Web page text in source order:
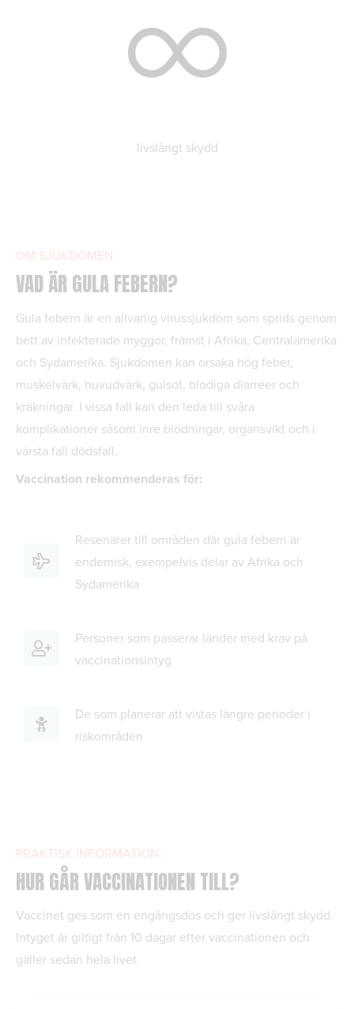
livslångt skydd
OM SJUKDOMEN
VAD ÄR GULA FEBERN?
Gula febern är en allvarlig virussjukdom som sprids genom
bett av infekterade myggor, främst i Afrika, Centralamerika
och Sydamerika. Sjukdomen kan orsaka hög feber,
muskelvärk, huvudvärk, gulsot, blodiga diarréer och
kräkningar. I vissa fall kan den leda till svåra
komplikationer såsom inre blödningar, organsvikt och i
värsta fall dödsfall.
Vaccination rekommenderas för:
Resenärer till områden där gula febern är
endemisk, exempelvis delar av Afrika och
Sydamerika
Personer som passerar länder med krav på
vaccinationsintyg
De som planerar att vistas längre perioder i
riskområden
PRAKTISK INFORMATION
HUR GÅR VACCINATIONEN TILL?
Vaccinet ges som en engångsdos och ger livslångt skydd.
Intyget är giltigt från 10 dagar efter vaccinationen och
gäller sedan hela livet.